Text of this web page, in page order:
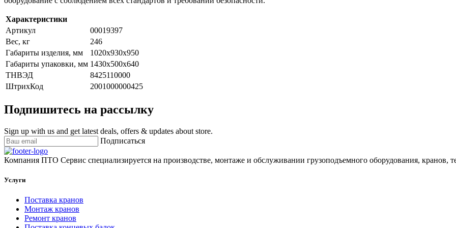
Характеристики
Артикул
00019397
Вес, кг
246
Габариты изделия, мм
1020х930х950
Габариты упаковки, мм 1430х500х640
ТНВЭД
8425110000
ШтрихКод
2001000000425
Подпишитесь на рассылку
Sign up with us and get latest deals, offers & updates about store.
Подписаться
Компания ПТО Сервис специализируется на производстве, монтаже и обслуживании грузоподъемного оборудования, кранов,
Услуги
Поставка кранов
Монтаж кранов
Ремонт кранов